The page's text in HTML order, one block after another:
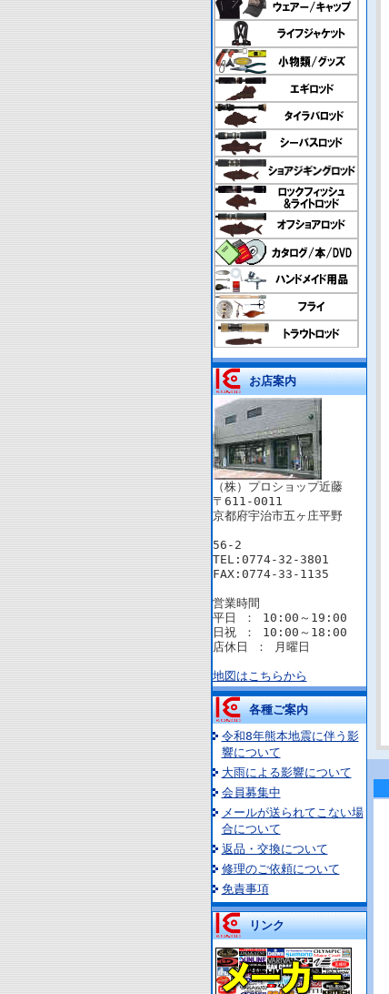
お店案内
（株）プロショップ近藤
〒611-0011
京都府宇治市五ヶ庄平野
56-2
TEL:0774-32-3801
FAX:0774-33-1135
営業時間
平日 ： 10:00～19:00
日祝 ： 10:00～18:00
店休日 ： 月曜日
地図はこちらから
各種ご案内
令和8年熊本地震に伴う影
響について
大雨による影響について
会員募集中
メールが送られてこない場
合について
返品・交換について
修理のご依頼について
免責事項
リンク